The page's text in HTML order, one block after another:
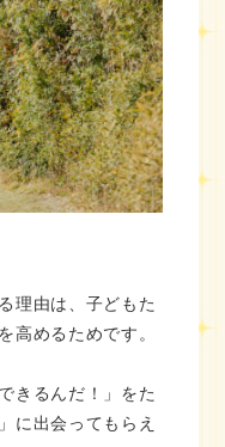
理由は、子どもた
高めるためです。
きるんだ！」をた
に出会ってもらえ